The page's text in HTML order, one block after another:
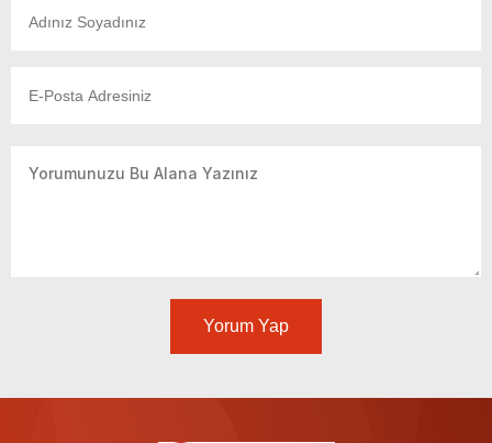
Yorum Yap